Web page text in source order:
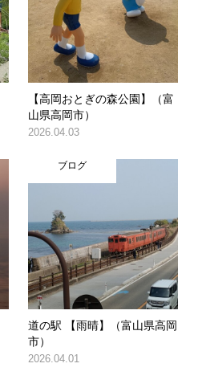
【高岡おとぎの森公園】（富
山県高岡市）
2026.04.03
ブログ
道の駅 【雨晴】（富山県高岡
市）
2026.04.01